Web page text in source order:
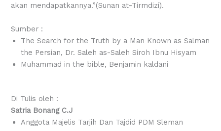
akan mendapatkannya.”(Sunan at-Tirmdizi).
Sumber :
The Search for the Truth by a Man Known as Salman
the Persian, Dr. Saleh as-Saleh Siroh Ibnu Hisyam
Muhammad in the bible, Benjamin kaldani
Di Tulis oleh :
Satria Bonang C.J
Anggota Majelis Tarjih Dan Tajdid PDM Sleman